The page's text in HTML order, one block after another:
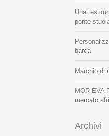
Una
ponte
barca
Marchio di
MOR EVA
mercato
Archivi